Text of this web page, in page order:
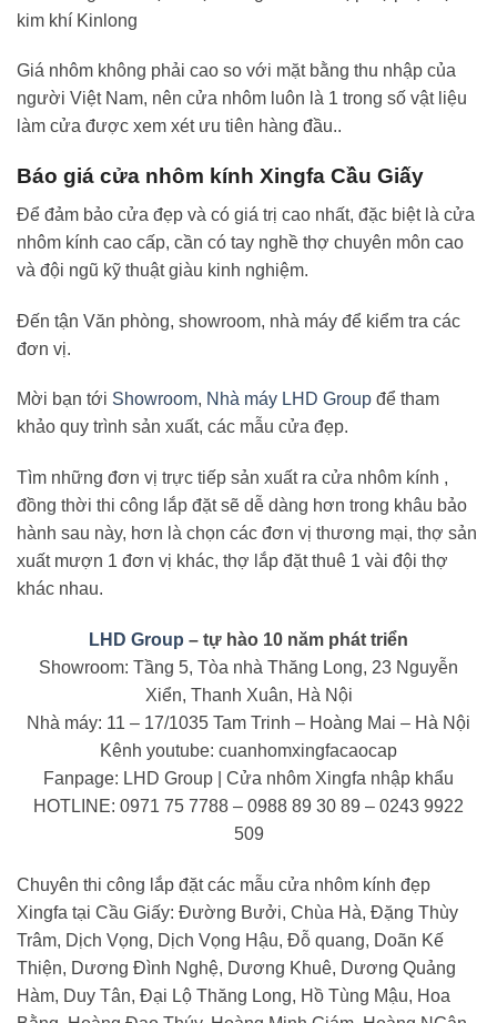
kim khí Kinlong
Giá nhôm không phải cao so với mặt bằng thu nhập của
người Việt Nam, nên cửa nhôm luôn là 1 trong số vật liệu
làm cửa được xem xét ưu tiên hàng đầu..
Báo giá cửa nhôm kính Xingfa Cầu Giấy
Để đảm bảo cửa đẹp và có giá trị cao nhất, đặc biệt là cửa
nhôm kính cao cấp, cần có tay nghề thợ chuyên môn cao
và đội ngũ kỹ thuật giàu kinh nghiệm.
Đến tận Văn phòng, showroom, nhà máy để kiểm tra các
đơn vị.
Mời bạn tới Showroom, Nhà máy LHD Group để tham
khảo quy trình sản xuất, các mẫu cửa đẹp.
Tìm những đơn vị trực tiếp sản xuất ra cửa nhôm kính ,
đồng thời thi công lắp đặt sẽ dễ dàng hơn trong khâu bảo
hành sau này, hơn là chọn các đơn vị thương mại, thợ sản
xuất mượn 1 đơn vị khác, thợ lắp đặt thuê 1 vài đội thợ
khác nhau.
LHD Group – tự hào 10 năm phát triển
Showroom: Tầng 5, Tòa nhà Thăng Long, 23 Nguyễn
Xiển, Thanh Xuân, Hà Nội
Nhà máy: 11 – 17/1035 Tam Trinh – Hoàng Mai – Hà Nội
Kênh youtube: cuanhomxingfacaocap
Fanpage: LHD Group | Cửa nhôm Xingfa nhập khẩu
HOTLINE: 0971 75 7788 – 0988 89 30 89 – 0243 9922
509
Chuyên thi công lắp đặt các mẫu cửa nhôm kính đẹp
Xingfa tại Cầu Giấy: Đường Bưởi, Chùa Hà, Đặng Thùy
Trâm, Dịch Vọng, Dịch Vọng Hậu, Đỗ quang, Doãn Kế
Thiện, Dương Đình Nghệ, Dương Khuê, Dương Quảng
Hàm, Duy Tân, Đại Lộ Thăng Long, Hồ Tùng Mậu, Hoa